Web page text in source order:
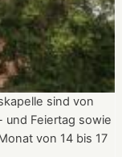
sind von
und Feiertag sowie
von 14 bis 17